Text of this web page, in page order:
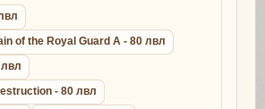
of the Royal Guard A - 80 лвл
- 80 лвл